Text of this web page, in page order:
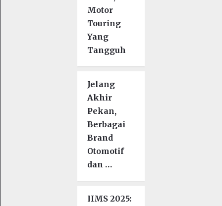
Motor
Touring
Yang
Tangguh
Jelang
Akhir
Pekan,
Berbagai
Brand
Otomotif
dan …
IIMS 2025: